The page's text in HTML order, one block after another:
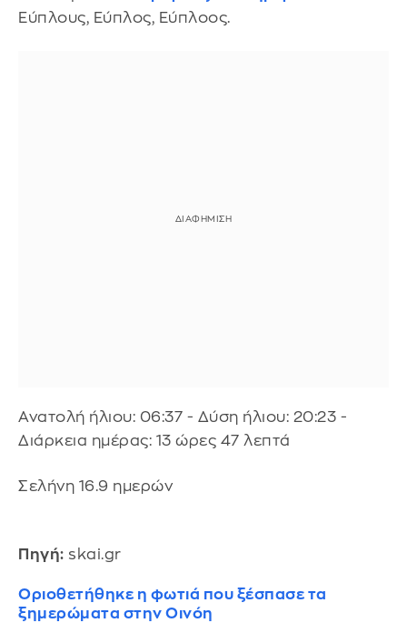
Εύπλους, Εύπλος, Εύπλοος.
Ανατολή ήλιου: 06:37 - Δύση ήλιου: 20:23 -
Διάρκεια ημέρας: 13 ώρες 47 λεπτά
Σελήνη 16.9 ημερών
Πηγή: skai.gr
Οριοθετήθηκε η φωτιά που ξέσπασε τα
ξημερώματα στην Οινόη